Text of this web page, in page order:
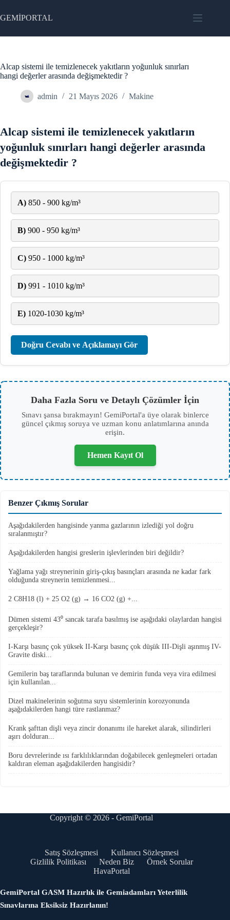
to
content
GEMİPORTAL
Alcap sistemi ile temizlenecek yakıtların yoğunluk sınırları
hangi değerler arasında değişmektedir ?
admin 21 Mayıs 2026 Makine
Alcap sistemi ile temizlenecek yakıtların
yoğunluk sınırları hangi değerler arasında
değişmektedir ?
A) 850 - 900 kg/m³
B) 900 - 950 kg/m³
C) 950 - 1000 kg/m³
D) 991 - 1010 kg/m³
E) 1020-1030 kg/m³
Doğru Cevabı ve Açıklamayı Gör
Daha Fazla Soru ve Detaylı Çözümler İçin
Sınavı şansa bırakmayın! GemiPortal'a üye olarak binlerce
güncel çıkmış soruya ve uzman konu anlatımlarına anında
erişin.
Hemen Kayıt Ol
Benzer Çıkmış Sorular
Aşağıdakilerden hangisinde yanma gazlarının izlediği yol doğru
sıralanmıştır?
Aşağıdakilerden hangisi greslerin işlevlerinden biri değildir?
Yağlama yağı streynerinin giriş-çıkış basınçları arasında ne kadar fark
olduğunda streynerin temizlenmesi...
2 C8H18 (l) + 25 O2 (g) → 16 CO2 (g) +...
Dümen sistemi 43⁰ sancak tarafa basılmış ise aşağıdaki olaylardan hangisi
gerçekleşir?
I-Karşı basınç çok yüksek II-Karşı basınç çok düşük III-Dişli aşınmış IV-
Gravite diski...
Gemilerin baş taraflarında bulunan ve demirin funda veya vira edilmesi
için kullanılan...
Dizel makinelerinin soğutma suyu sistemlerinin korozyonunda
aşağıdakilerden hangi türe rastlanmaz?
Krank şafttan dişli veya zincir donanımı ile hareket alarak, silindirleri
aşırı dolduran...
Boru devrelerinde ısı farklılıklarından doğabilecek genleşmeleri ortadan
kaldıran eleman aşağıdakilerden hangisidir?
Copyright © 2026 - GemiPortal
Satış Sözleşmesi
Kullanıcı Sözleşmesi
Gizlilik Politikası
Neden Biz
Örnek Sorular
HavaPortal
GemiPortal GASM Hazırlık ile Gemiadamları Yeterlilik
Sınavlarına Eksiksiz Hazırlanın!